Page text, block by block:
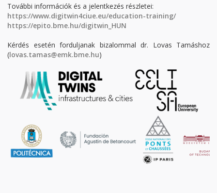
További információk és a jelentkezés részletei:
https://www.digitwin4ciue.eu/education-training/
https://epito.bme.hu/digitwin_HUN
Kérdés esetén forduljanak bizalommal dr. Lovas Tamáshoz
(lovas.tamas@emk.bme.hu)